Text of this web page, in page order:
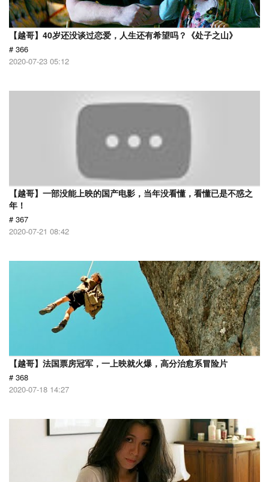
【越哥】40岁还没谈过恋爱，人生还有希望吗？《处子之山》
# 366
2020-07-23 05:12
【越哥】一部没能上映的国产电影，当年没看懂，看懂已是不惑之
年！
# 367
2020-07-21 08:42
【越哥】法国票房冠军，一上映就火爆，高分治愈系冒险片
# 368
2020-07-18 14:27